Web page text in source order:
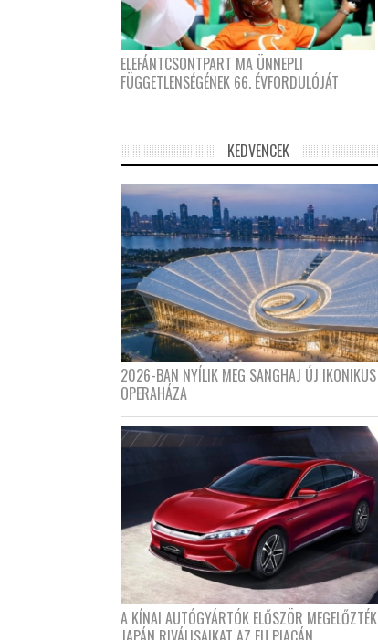
ELEFÁNTCSONTPART MA ÜNNEPLI
FÜGGETLENSÉGÉNEK 66. ÉVFORDULÓJÁT
KEDVENCEK
2026-BAN NYÍLIK MEG SANGHAJ ÚJ IKONIKUS
OPERAHÁZA
A KÍNAI AUTÓGYÁRTÓK ELŐSZÖR MEGELŐZTÉK